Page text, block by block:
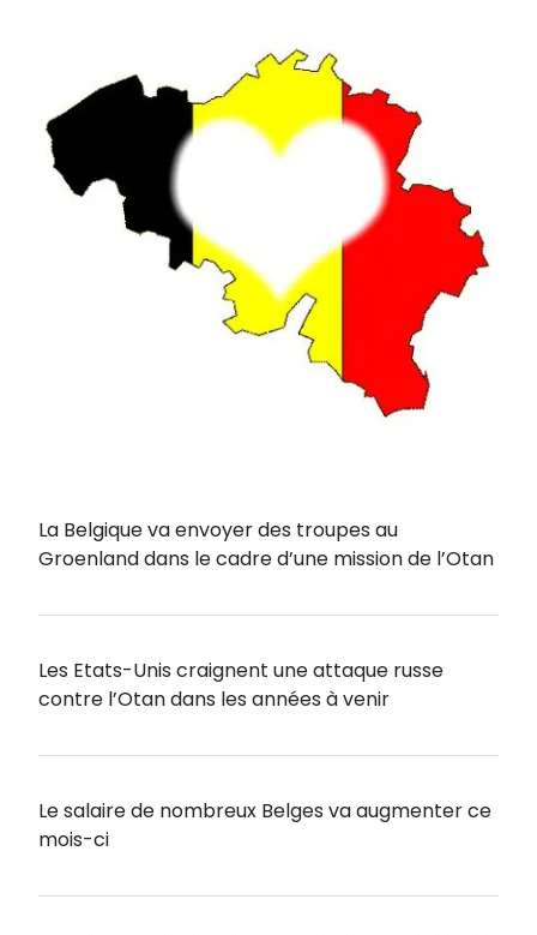
La Belgique va envoyer des troupes au
Groenland dans le cadre d’une mission de l’Otan
Les Etats-Unis craignent une attaque russe
contre l’Otan dans les années à venir
Le salaire de nombreux Belges va augmenter ce
mois-ci